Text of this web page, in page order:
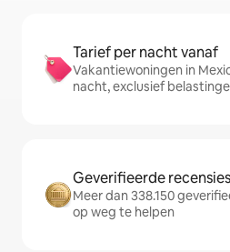
Tarief per nacht vanaf
Vakantiewoningen in
nacht, exclusief
Geverifieerde
Meer dan 338.150
op weg te helpen